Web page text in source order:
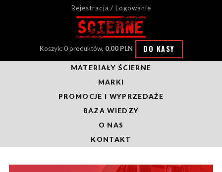
Rejestracja / Logowanie
Koszyk: 0 produktów, 0,00 PLN DO KASY
MATERIAŁY ŚCIERNE
MARKI
PROMOCJE I WYPRZEDAŻE
BAZA WIEDZY
O NAS
KONTAKT